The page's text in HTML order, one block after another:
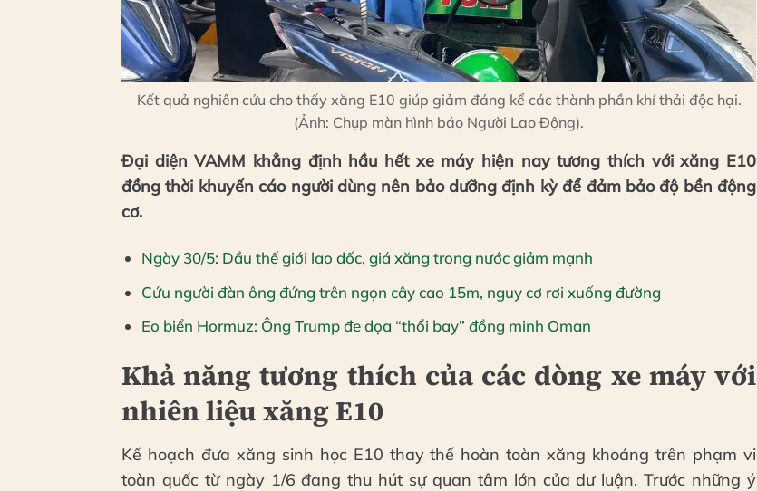
Kết quả nghiên cứu cho thấy xăng E10 giúp giảm đáng kể các thành phần khí thải độc hại.
(Ảnh: Chụp màn hình báo Người Lao Động).
Đại diện VAMM khẳng định hầu hết xe máy hiện nay tương thích với xăng E10
đồng thời khuyến cáo người dùng nên bảo dưỡng định kỳ để đảm bảo độ bền động
cơ.
Ngày 30/5: Dầu thế giới lao dốc, giá xăng trong nước giảm mạnh
Cứu người đàn ông đứng trên ngọn cây cao 15m, nguy cơ rơi xuống đường
Eo biển Hormuz: Ông Trump đe dọa “thổi bay” đồng minh Oman
Khả năng tương thích của các dòng xe máy với
nhiên liệu xăng E10
Kế hoạch đưa xăng sinh học E10 thay thế hoàn toàn xăng khoáng trên phạm vi
toàn quốc từ ngày 1/6 đang thu hút sự quan tâm lớn của dư luận. Trước những ý